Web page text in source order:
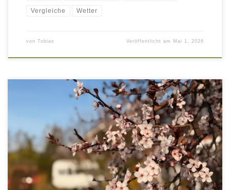
Vergleiche Wetter
von Tobias Veröffentlicht am Mai 1, 2026
Auswertung der Temperatur- und Niederschlagsmessungen
im März 2026, mit Vergleichsdaten aus den März-Monaten
der Jahre 2016 – 2025 (10-jähriges Klimamittel Bad Belzig).
Für die Anzeige von Tageswerten, fahren Sie mit der Maus
über die Diagramme! Statistik März